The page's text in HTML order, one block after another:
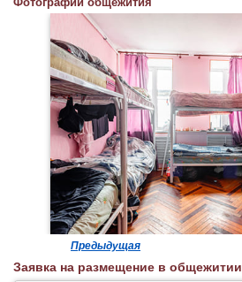
Предыдущая
Заявка на размещение в общежитии